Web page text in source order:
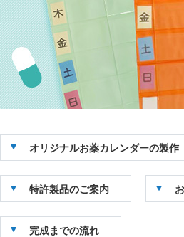
オリジナルお薬カレンダーの製作
特許製品のご案内
完成までの流れ